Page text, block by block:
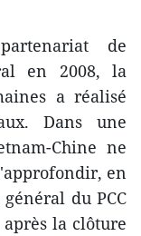
de
en 2008, la
a réalisé
Dans une
Chine ne
en
du PCC
la clôture